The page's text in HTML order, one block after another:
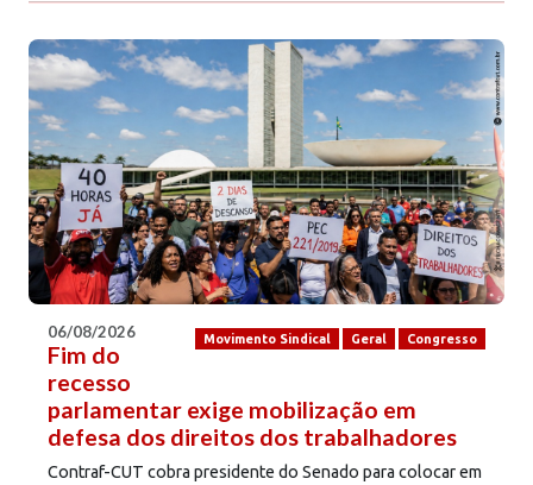
Movimento Sindical Geral Congresso
06/08/2026
Fim do
recesso
parlamentar exige mobilização em
defesa dos direitos dos trabalhadores
Contraf-CUT cobra presidente do Senado para colocar em